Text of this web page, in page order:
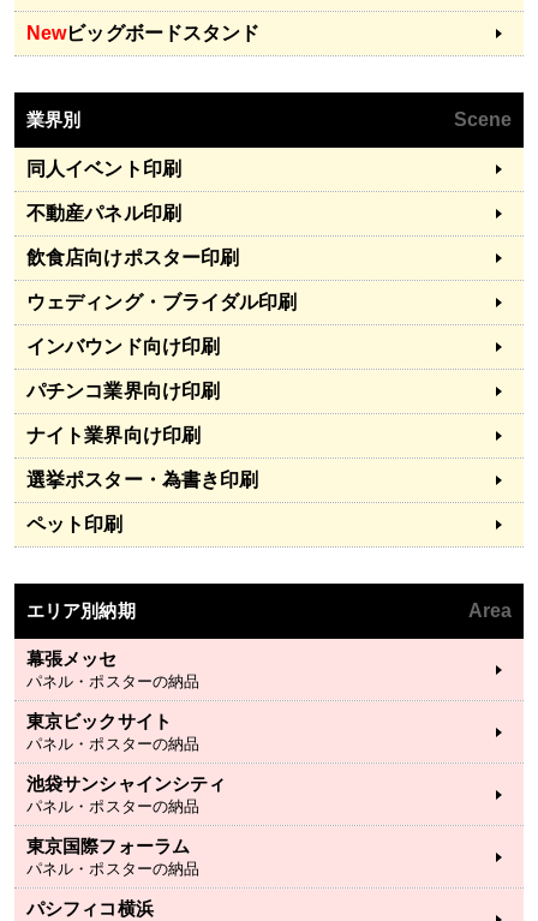
Newビッグボードスタンド
業界別 Scene
同人イベント印刷
不動産パネル印刷
飲食店向けポスター印刷
ウェディング・ブライダル印刷
インバウンド向け印刷
パチンコ業界向け印刷
ナイト業界向け印刷
選挙ポスター・為書き印刷
ペット印刷
エリア別納期 Area
幕張メッセ
パネル・ポスターの納品
東京ビックサイト
パネル・ポスターの納品
池袋サンシャインシティ
パネル・ポスターの納品
東京国際フォーラム
パネル・ポスターの納品
パシフィコ横浜